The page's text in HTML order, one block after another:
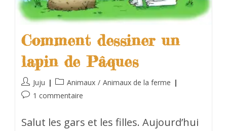
Comment dessiner un
lapin de Pâques
Juju Animaux / Animaux de la ferme
1 commentaire
Salut les gars et les filles. Aujourd’hui